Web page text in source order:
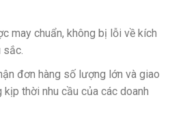
may chuẩn, không bị lỗi về kích
sắc.
đơn hàng số lượng lớn và giao
thời nhu cầu của các doanh